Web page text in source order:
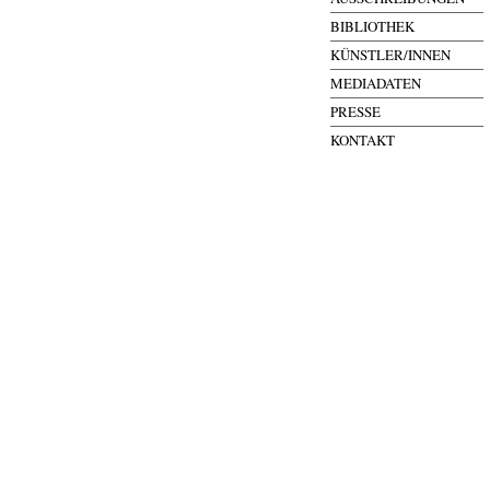
BIBLIOTHEK
KÜNSTLER/INNEN
MEDIADATEN
PRESSE
KONTAKT